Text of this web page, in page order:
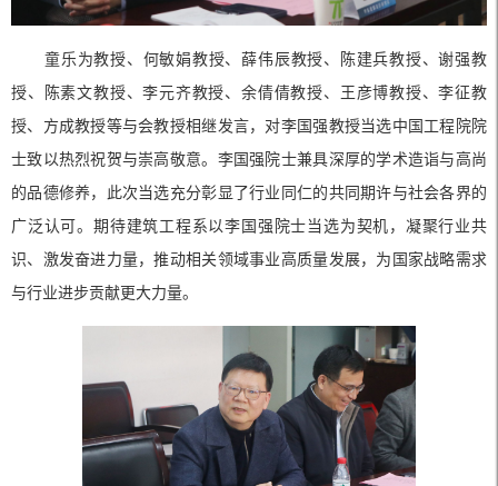
童乐为教授、何敏娟教授、薛伟辰教授、陈建兵教授、谢强教
授、陈素文教授、李元齐教授、余倩倩教授、王彦博教授、李征教
授、方成教授等与会教授相继发言，对李国强教授当选中国工程院院
士致以热烈祝贺与崇高敬意。李国强院士兼具深厚的学术造诣与高尚
的品德修养，此次当选充分彰显了行业同仁的共同期许与社会各界的
广泛认可。期待建筑工程系以李国强院士当选为契机，凝聚行业共
识、激发奋进力量，推动相关领域事业高质量发展，为国家战略需求
与行业进步贡献更大力量。